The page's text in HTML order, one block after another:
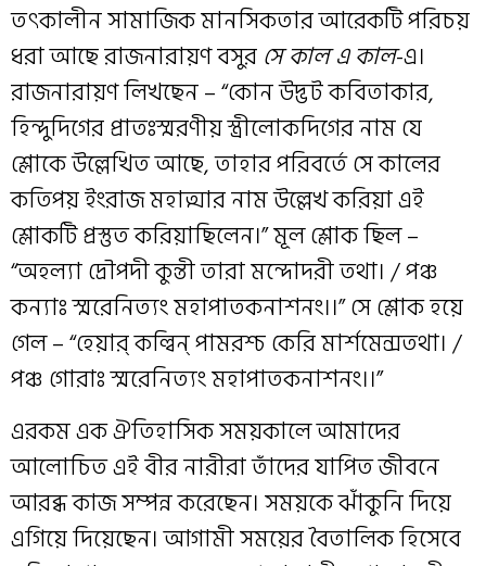
তৎকালীন সামাজিক মানসিকতার আরেকটি পরিচয়
ধরা আছে রাজনারায়ণ বসুরসে কাল এ কাল-এ।
রাজনারায়ণ লিখছেন – “কোন উদ্ভট কবিতাকার,
হিন্দুদিগের প্রাতঃস্মরণীয় স্ত্রীলোকদিগের নাম যে
শ্লোকে উল্লেখিত আছে, তাহার পরিবর্তে সে কালের
কতিপয় ইংরাজ মহাত্মার নাম উল্লেখ করিয়া এই
শ্লোকটি প্রস্তুত করিয়াছিলেন।” মূল শ্লোক ছিল –
“অহল্যা দ্রৌপদী কুন্তী তারা মন্দোদরী তথা। / পঞ্চ
কন্যাঃ স্মরেনিত্যং মহাপাতকনাশনং।।” সে শ্লোক হয়ে
গেল – “হেয়ার্ কল্বিন্ পামরশ্চ কেরি মার্শমেন্সতথা। /
পঞ্চ গোরাঃ স্মরেনিত্যং মহাপাতকনাশনং।।”
এরকম এক ঐতিহাসিক সময়কালে আমাদের
আলোচিত এই বীর নারীরা তাঁদের যাপিত জীবনে
আরব্ধ কাজ সম্পন্ন করেছেন। সময়কে ঝাঁকুনি দিয়ে
এগিয়ে দিয়েছেন। আগামী সময়ের বৈতালিক হিসেবে